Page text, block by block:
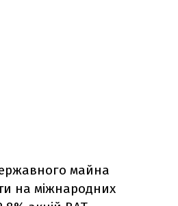
майна
на міжнародних